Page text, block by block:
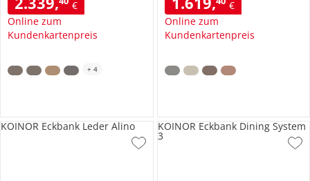
€
Online zum
Kundenkartenpreis
+ 4
€
Online zum
Kundenkartenpreis
KOINOR Eckbank Leder Alino KOINOR Eckbank Dining System
3